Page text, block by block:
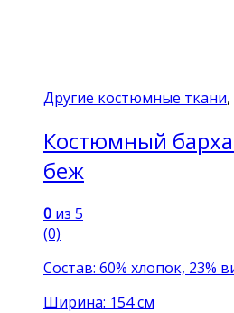
Другие костюмные ткани,
Костюмный
беж
0 из 5
(0)
Состав: 60% хлопок, 23%
Ширина: 154 см